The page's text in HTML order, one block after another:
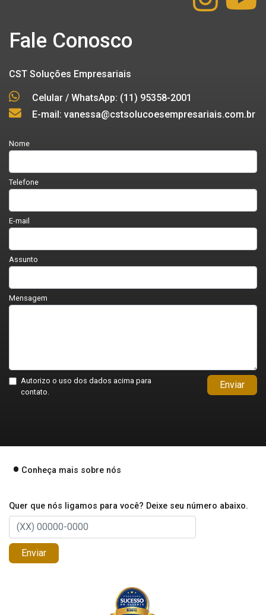
Fale Conosco
CST Soluções Empresariais
Celular / WhatsApp: (11) 95358-2001
E-mail: vanessa@cstsolucoesempresariais.com.br
Nome
Telefone
E-mail
Assunto
Mensagem
Autorizo o uso dos dados acima para
contato.
Enviar
Conheça mais sobre nós
Quer que nós ligamos para você? Deixe seu número abaixo.
Enviar